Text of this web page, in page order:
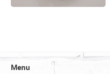
Menu